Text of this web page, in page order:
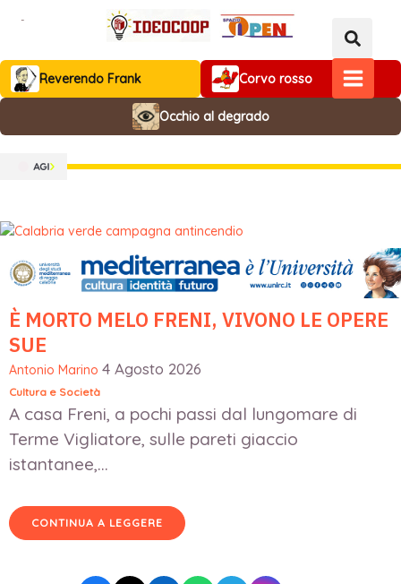
MAIN
Reverendo Frank Corvo rosso
Occhio al degrado
È MORTO MELO FRENI, VIVONO LE OPERE
SUE
Antonio Marino 4 Agosto 2026
Cultura e Società
A casa Freni, a pochi passi dal lungomare di
Terme Vigliatore, sulle pareti giaccio
istantanee,...
CONTINUA A LEGGERE